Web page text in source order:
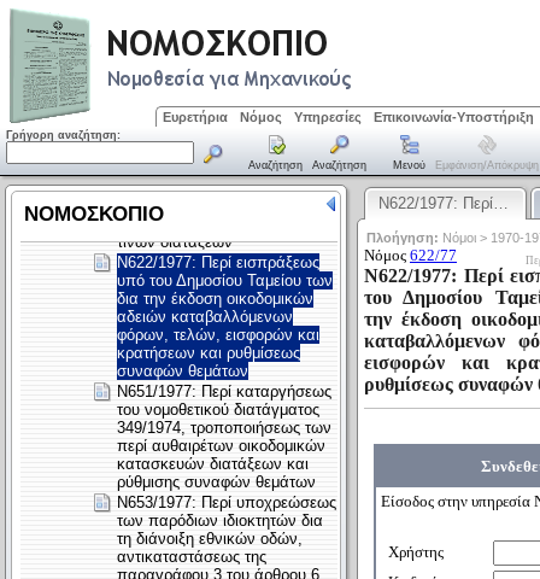
Ευρετήρια Νόμος Υπηρεσίες Επικοινωνία-Υποστήριξη
Γρήγορη αναζήτηση:
Αναζήτηση Αναζήτηση Μενού Εμφάνιση/απόκρυψη
Ν622/1977: Περί…